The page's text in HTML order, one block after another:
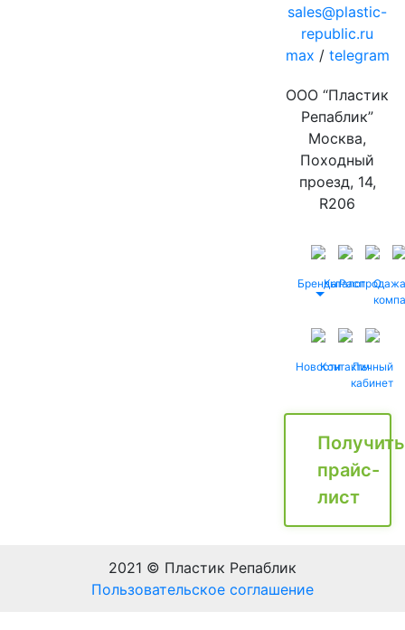
sales@plastic-
republic.ru
max / telegram
ООО “Пластик
Репаблик”
Москва,
Походный
проезд, 14,
R206
БрендыКаталог
Распродажа
О
НовостиКонтактыЛичный
кабинет
Получить
прайс-
лист
2021 © Пластик Репаблик
Пользовательское соглашение